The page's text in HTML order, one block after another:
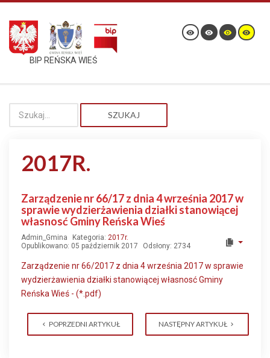
BIP REŃSKA WIEŚ
SZUKAJ
2017R.
Zarządzenie nr 66/17 z dnia 4 września 2017 w
sprawie wydzierżawienia działki stanowiącej
własnosć Gminy Reńska Wieś
Admin_Gmina Kategoria: 2017r.
Opublikowano: 05 październik 2017
Odsłony: 2734
Zarządzenie nr 66/2017 z dnia 4 września 2017 w sprawie
wydzierżawienia działki stanowiącej własnosć Gminy
Reńska Wieś - (*.pdf)
POPRZEDNI ARTYKUŁ NASTĘPNY ARTYKUŁ